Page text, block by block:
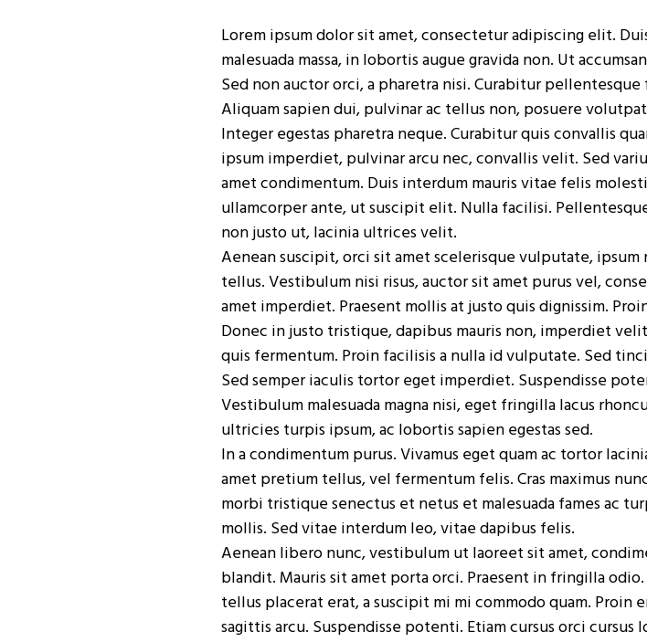
Lorem ipsum dolor sit amet, consectetur adipiscing elit.
malesuada massa, in lobortis augue gravida non. Ut
Sed non auctor orci, a pharetra nisi. Curabitur
Aliquam sapien dui, pulvinar ac tellus non, posuere
Integer egestas pharetra neque. Curabitur quis convallis
ipsum imperdiet, pulvinar arcu nec, convallis velit. Sed
amet condimentum. Duis interdum mauris vitae felis
ullamcorper ante, ut suscipit elit. Nulla facilisi.
non justo ut, lacinia ultrices velit.
Aenean suscipit, orci sit amet scelerisque vulputate,
tellus. Vestibulum nisi risus, auctor sit amet purus vel,
amet imperdiet. Praesent mollis at justo quis dignissim.
Donec in justo tristique, dapibus mauris non, imperdiet
quis fermentum. Proin facilisis a nulla id vulputate. Sed
Sed semper iaculis tortor eget imperdiet. Suspendisse
Vestibulum malesuada magna nisi, eget fringilla lacus
ultricies turpis ipsum, ac lobortis sapien egestas sed.
In a condimentum purus. Vivamus eget quam ac tortor
amet pretium tellus, vel fermentum felis. Cras maximus
morbi tristique senectus et netus et malesuada fames ac
mollis. Sed vitae interdum leo, vitae dapibus felis.
Aenean libero nunc, vestibulum ut laoreet sit amet,
blandit. Mauris sit amet porta orci. Praesent in fringilla
tellus placerat erat, a suscipit mi mi commodo quam. Proin
sagittis arcu. Suspendisse potenti. Etiam cursus orci cursus